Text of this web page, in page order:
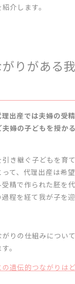
介します。
りがある
出産では夫婦の受
婦の子どもを授か
き継ぐ子どもを育
て、代理出産は希
精で作られた胚を
程を経て我が子を迎
りの仕組みについ
。
遺伝的つながりは